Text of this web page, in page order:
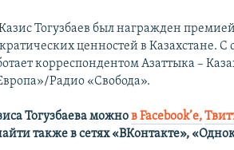
Тогузбаев был награжден
ценностей в Казахстане. С
корреспондентом Азаттыка –
Радио «Свобода».
Тогузбаева можнов Facebook’е,
также в сетях«ВКонтакте»,